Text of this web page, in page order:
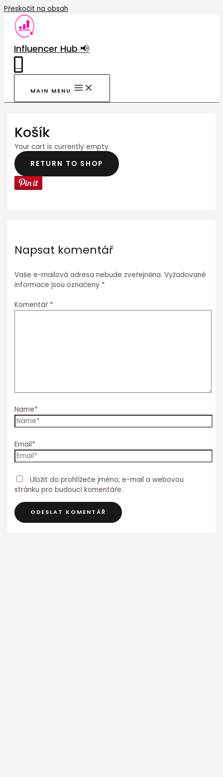
Přeskočit na obsah
Influencer Hub 📢
MAIN MENU
Košík
Your cart is currently empty.
RETURN TO SHOP
Napsat komentář
Vaše e-mailová adresa nebude zveřejněna. Vyžadované
informace jsou označeny *
Komentář *
Name*
Email*
Uložit do prohlížeče jméno, e-mail a webovou
stránku pro budoucí komentáře.